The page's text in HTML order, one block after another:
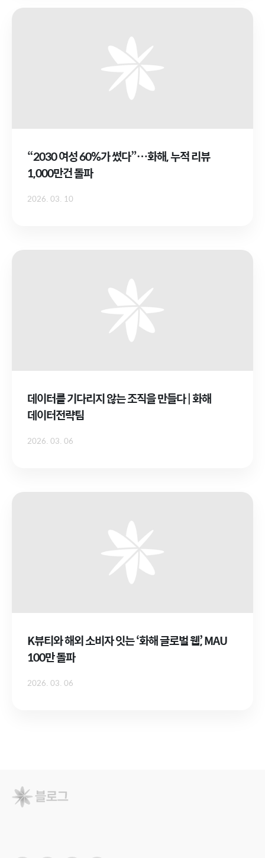
“2030 여성 60%가 썼다”…화해, 누적 리뷰
1,000만건 돌파
2026. 03. 10
데이터를 기다리지 않는 조직을 만들다 | 화해
데이터전략팀
2026. 03. 06
K뷰티와 해외 소비자 잇는 ‘화해 글로벌 웹’, MAU
100만 돌파
2026. 03. 06